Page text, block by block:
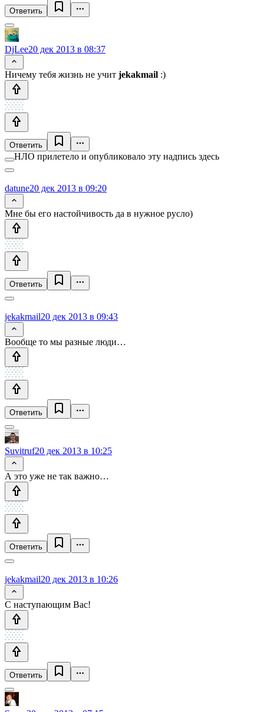
Ответить
DjLee20 дек 2013 в 08:37
Ничему тебя жизнь не учит jekakmail :)
Ответить
НЛО прилетело и опубликовало эту надпись здесь
datune20 дек 2013 в 09:20
Мне бы его настойчивость да в нужное русло)
Ответить
jekakmail20 дек 2013 в 09:43
Вообще то мы разные люди…
Ответить
Suvitruf20 дек 2013 в 10:25
А это уже не так важно…
Ответить
jekakmail20 дек 2013 в 10:26
С наступающим Вас!
Ответить